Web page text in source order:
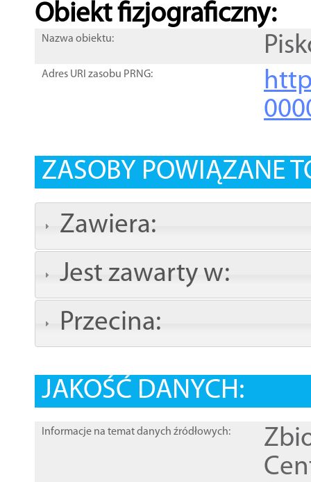
Obiekt fizjograficzny:
Nazwa obiektu:
Adres URI zasobu PRNG:
ZASOBY POWIĄZANE
Zawiera:
Jest zawarty w:
Przecina:
JAKOŚĆ DANYCH:
Informacje na temat danych źródłowych: